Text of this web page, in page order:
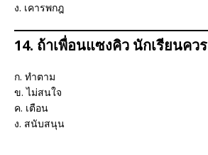
ง. เคารพกฎ
14. ถ้าเพื่อนแซงคิว นักเรียนควร
ก. ทำตาม
ข. ไม่สนใจ
ค. เตือน
ง. สนับสนุน